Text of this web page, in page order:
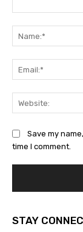
Save my
time I comment.
STAY